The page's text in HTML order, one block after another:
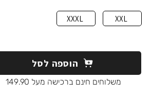
XXL
XXXL
הוספה לסל
משלוחים חינם ברכישה מעל 149.90